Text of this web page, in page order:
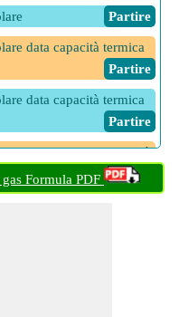
​ Partire
data capacità termica
​ Partire
data capacità termica
​ Partire
dato il grado di libertà
​ Partire
Formula PDF